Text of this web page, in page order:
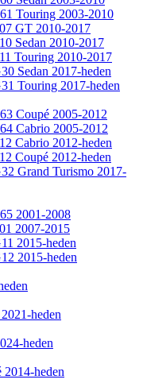
Touring 2003-2010
GT 2010-2017
Sedan 2010-2017
Touring 2010-2017
Sedan 2017-heden
Touring 2017-heden
Coupé 2005-2012
Cabrio 2005-2012
Cabrio 2012-heden
Coupé 2012-heden
Grand Turismo 2017-
2001-2008
2007-2015
2015-heden
2015-heden
heden
heden
heden